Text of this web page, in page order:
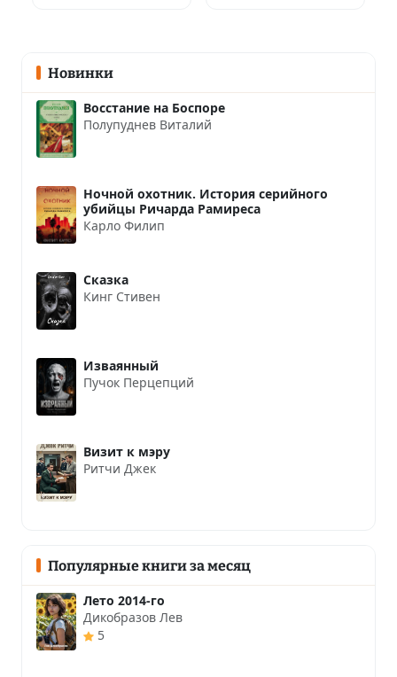
Новинки
Восстание на Боспоре
Полупуднев Виталий
Ночной охотник. История серийного
убийцы Ричарда Рамиреса
Карло Филип
Сказка
Кинг Стивен
Изваянный
Пучок Перцепций
Визит к мэру
Ритчи Джек
Популярные книги за месяц
Лето 2014-го
Дикобразов Лев
5